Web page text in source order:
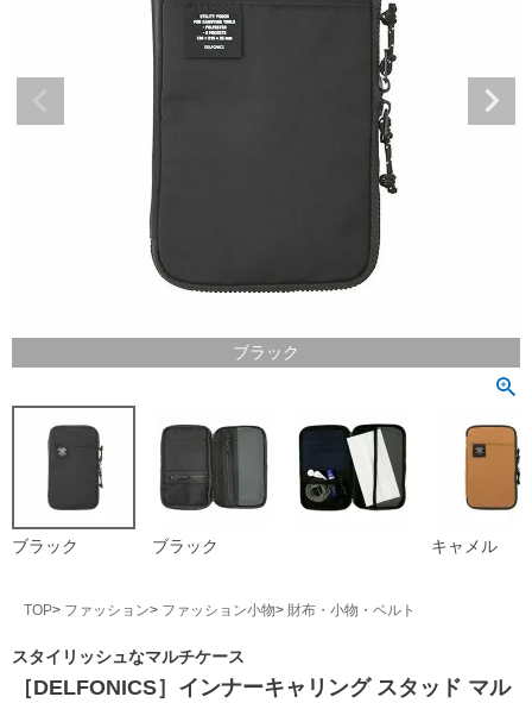
ブラック
ブラック ブラック キャメル
TOP ファッション ファッション小物 財布・小物・ベルト
スタイリッシュなマルチケース
［DELFONICS］インナーキャリング スタッド マル